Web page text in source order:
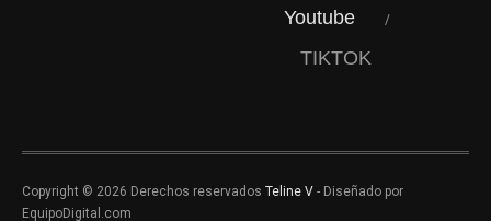
Youtube
TIKTOK
Copyright © 2026 Derechos reservados Teline V - Diseñado por
EquipoDigital.com